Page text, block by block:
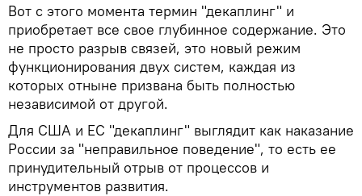
Вот с этого момента термин "декаплинг" и
приобретает все свое глубинное содержание. Это
не просто разрыв связей, это новый режим
функционирования двух систем, каждая из
которых отныне призвана быть полностью
независимой от другой.
Для США и ЕС "декаплинг" выглядит как наказание
России за "неправильное поведение", то есть ее
принудительный отрыв от процессов и
инструментов развития.